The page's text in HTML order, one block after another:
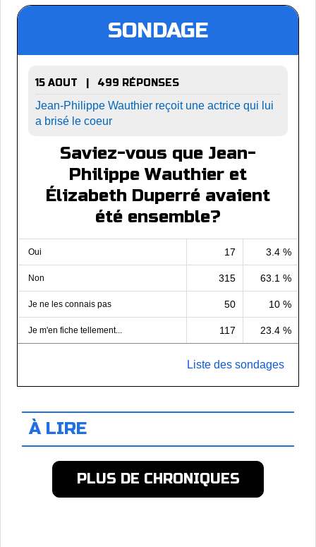
SONDAGE
15 AOUT | 499 RÉPONSES
Jean-Philippe Wauthier reçoit une actrice qui lui
a brisé le coeur
Saviez-vous que Jean-
Philippe Wauthier et
Élizabeth Duperré avaient
été ensemble?
Oui 17 3.4 %
Non 315 63.1 %
Je ne les connais pas 50 10 %
Je m'en fiche tellement... 117 23.4 %
Liste des sondages
À LIRE
PLUS DE CHRONIQUES